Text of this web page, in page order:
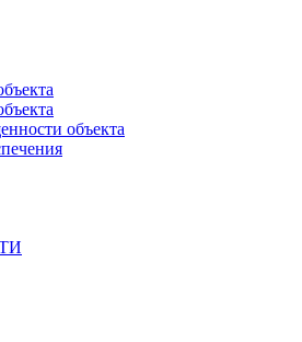
объекта